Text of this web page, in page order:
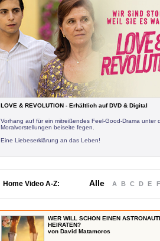
LOVE & REVOLUTION - Erhältlich auf DVD & Digital
Vorhang auf für ein mitreißendes Feel-Good-Drama
Moralvorstellungen beiseite fegen.
Eine Liebeserklärung an das Leben!
Home Video A-Z: Alle A B C D E F
WER WILL SCHON EINEN
HEIRATEN?
von David Matamoros